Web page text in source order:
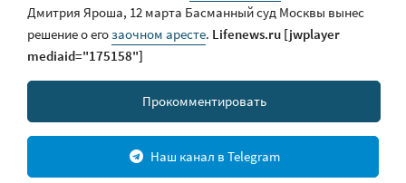
Дмитрия Яроша, 12 марта Басманный суд Москвы вынес
решение о егозаочном аресте. Lifenews.ru [jwplayer
mediaid="175158"]
Прокомментировать
Наш канал в Telegram